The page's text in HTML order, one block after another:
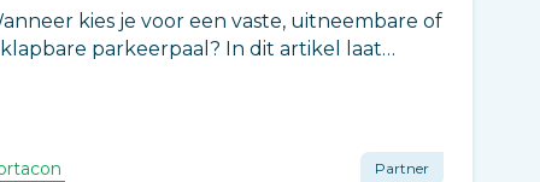
kies je voor een vaste, uitneembare of
parkeerpaal? In dit artikel laat
Partner